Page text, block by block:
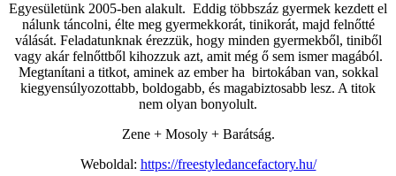
Egyesületünk 2005-ben alakult. Eddig többszáz gyermek kezdett el
nálunk táncolni, élte meg gyermekkorát, tinikorát, majd felnőtté
válását. Feladatunknak érezzük, hogy minden gyermekből, tiniből
vagy akár felnőttből kihozzuk azt, amit még ő sem ismer magából.
Megtanítani a titkot, aminek az ember ha birtokában van, sokkal
kiegyensúlyozottabb, boldogabb, és magabiztosabb lesz. A titok
nem olyan bonyolult.
Zene + Mosoly + Barátság.
Weboldal: https://freestyledancefactory.hu/